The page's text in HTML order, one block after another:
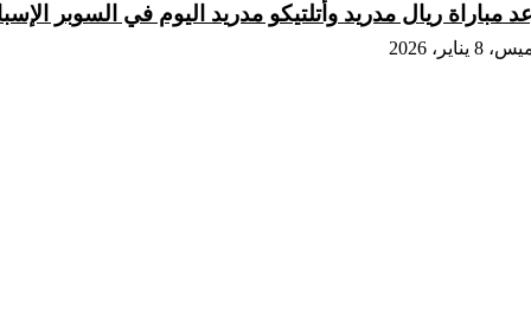
مباراة ريال مدريد وأتلتيكو مدريد اليوم في السوبر الإسباني 2026 والقنوات
8 يناير، 2026